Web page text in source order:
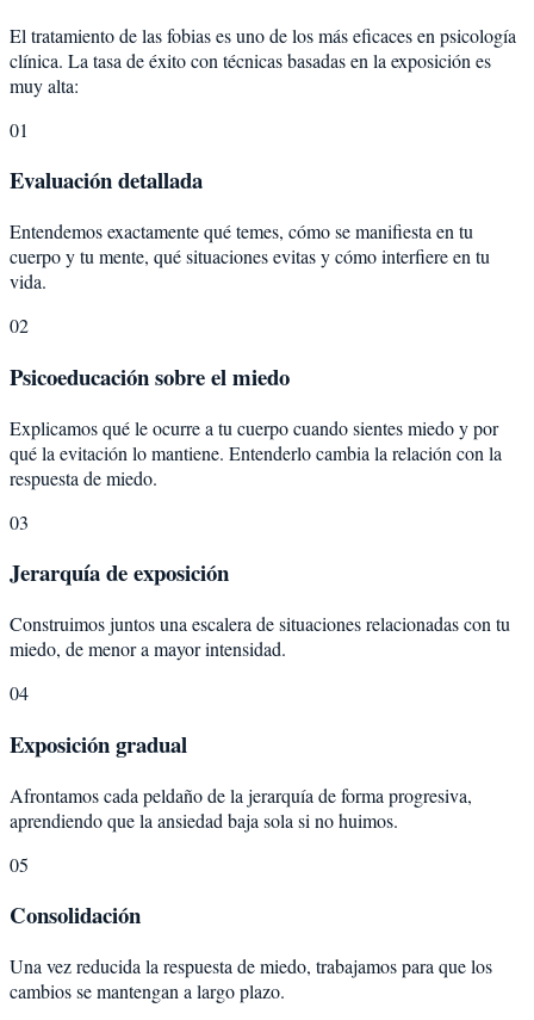
El tratamiento de las fobias es uno de los más eficaces en psicología
clínica. La tasa de éxito con técnicas basadas en la exposición es
muy alta:
01
Evaluación detallada
Entendemos exactamente qué temes, cómo se manifiesta en tu
cuerpo y tu mente, qué situaciones evitas y cómo interfiere en tu
vida.
02
Psicoeducación sobre el miedo
Explicamos qué le ocurre a tu cuerpo cuando sientes miedo y por
qué la evitación lo mantiene. Entenderlo cambia la relación con la
respuesta de miedo.
03
Jerarquía de exposición
Construimos juntos una escalera de situaciones relacionadas con tu
miedo, de menor a mayor intensidad.
04
Exposición gradual
Afrontamos cada peldaño de la jerarquía de forma progresiva,
aprendiendo que la ansiedad baja sola si no huimos.
05
Consolidación
Una vez reducida la respuesta de miedo, trabajamos para que los
cambios se mantengan a largo plazo.